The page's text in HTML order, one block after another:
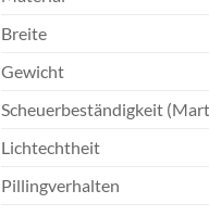
Breite
Gewicht
Scheuerbeständigkeit
Lichtechtheit
Pillingverhalten